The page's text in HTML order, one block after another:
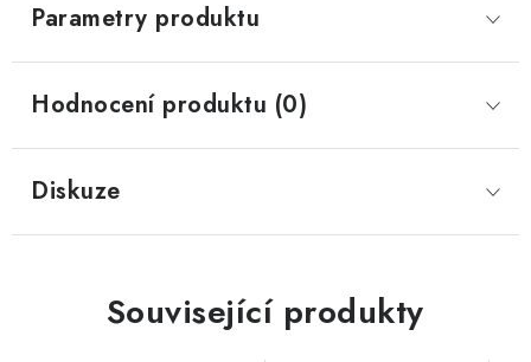
Parametry produktu
Hodnocení produktu (0)
Diskuze
Související produkty